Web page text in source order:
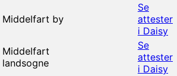
Middelfart by
Se
attester
i Daisy
Middelfart
landsogne
Se
attester
i Daisy